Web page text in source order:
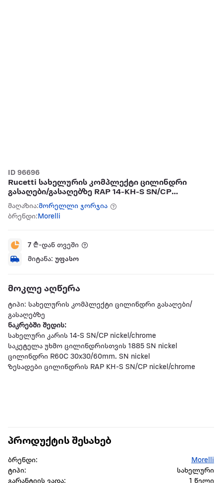
ID 96696
Rucetti სახელურის კომპლექტი ცილინდრი
გასაღები/გასაღებზე RAP 14-KH-S SN/CP
nickel/chrome
მაღაზია:მორელლი ჯორჯია
ბრენდი:Morelli
7 ₾-დან თვეში
მიტანა: უფასო
მოკლე აღწერა
ტიპი: სახელურის კომპლექტი ცილინდრი გასაღები/
გასაღებზე
ნაკრებში შედის:
სახელური კარის 14-S SN/CP nickel/chrome
საკეტელა უხმო ცილინდრისთვის 1885 SN nickel
ცილინდრი R60C 30x30/60mm. SN nickel
ზესადები ცილინდრის RAP KH-S SN/CP nickel/chrome
პროდუქტის შესახებ
ბრენდი:
Morelli
ტიპი:
სახელური
გარანტიის ვადა:
1 წელი